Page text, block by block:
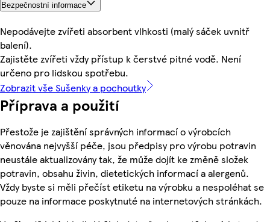
Bezpečnostní informace
Nepodávejte zvířeti absorbent vlhkosti (malý sáček uvnitř
balení).
Zajistěte zvířeti vždy přístup k čerstvé pitné vodě. Není
určeno pro lidskou spotřebu.
Zobrazit vše Sušenky a pochoutky
Příprava a použití
Přestože je zajištění správných informací o výrobcích
věnována nejvyšší péče, jsou předpisy pro výrobu potravin
neustále aktualizovány tak, že může dojít ke změně složek
potravin, obsahu živin, dietetických informací a alergenů.
Vždy byste si měli přečíst etiketu na výrobku a nespoléhat se
pouze na informace poskytnuté na internetových stránkách.